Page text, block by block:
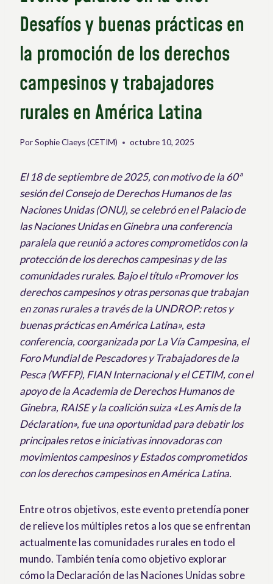
Desafíos y buenas prácticas en
la promoción de los derechos
campesinos y trabajadores
rurales en América Latina
PorSophie Claeys (CETIM) octubre 10, 2025
El 18 de septiembre de 2025, con motivo de la 60ª
sesión del Consejo de Derechos Humanos de las
Naciones Unidas (ONU), se celebró en el Palacio de
las Naciones Unidas en Ginebra una conferencia
paralela que reunió a actores comprometidos con la
protección de los derechos campesinas y de las
comunidades rurales. Bajo el título «Promover los
derechos campesinos y otras personas que trabajan
en zonas rurales a través de la UNDROP: retos y
buenas prácticas en América Latina», esta
conferencia, coorganizada por La Vía Campesina, el
Foro Mundial de Pescadores y Trabajadores de la
Pesca (WFFP), FIAN Internacional y el CETIM, con el
apoyo de la Academia de Derechos Humanos de
Ginebra, RAISE y la coalición suiza «Les Amis de la
Déclaration», fue una oportunidad para debatir los
principales retos e iniciativas innovadoras con
movimientos campesinos y Estados comprometidos
con los derechos campesinos en América Latina.
Entre otros objetivos, este evento pretendía poner
de relieve los múltiples retos a los que se enfrentan
actualmente las comunidades rurales en todo el
mundo. También tenía como objetivo explorar
cómo la Declaración de las Naciones Unidas sobre